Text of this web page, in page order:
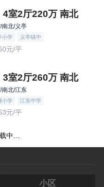
4室2厅220万 南北
南北/义亭
小学 义亭镇中
元/平
3室2厅260万 南北
南北/江东
小学 江东中学
元/平
中…